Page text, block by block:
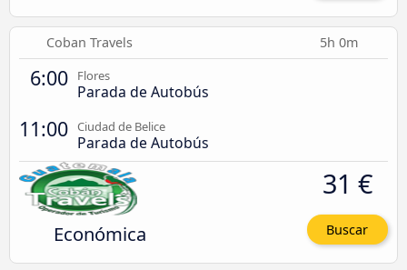
Coban Travels 5h 0m
6:00 Flores
Parada de Autobús
11:00 Ciudad de Belice
Parada de Autobús
Económica
31 €
Buscar